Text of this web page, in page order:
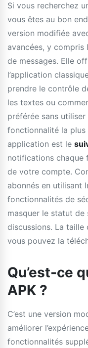
Si vous recherchez
vous êtes au bon
version modifiée
avancées, y
de messages. Elle
l’application
prendre le contrôle
les textes ou
préférée sans utiliser
fonctionnalité la
application est le
notifications chaque
de votre compte.
abonnés en utilisant
fonctionnalités de
masquer le statut de
discussions. La taille
vous pouvez la
Qu’est-ce
APK ?
C’est une version
améliorer
fonctionnalités